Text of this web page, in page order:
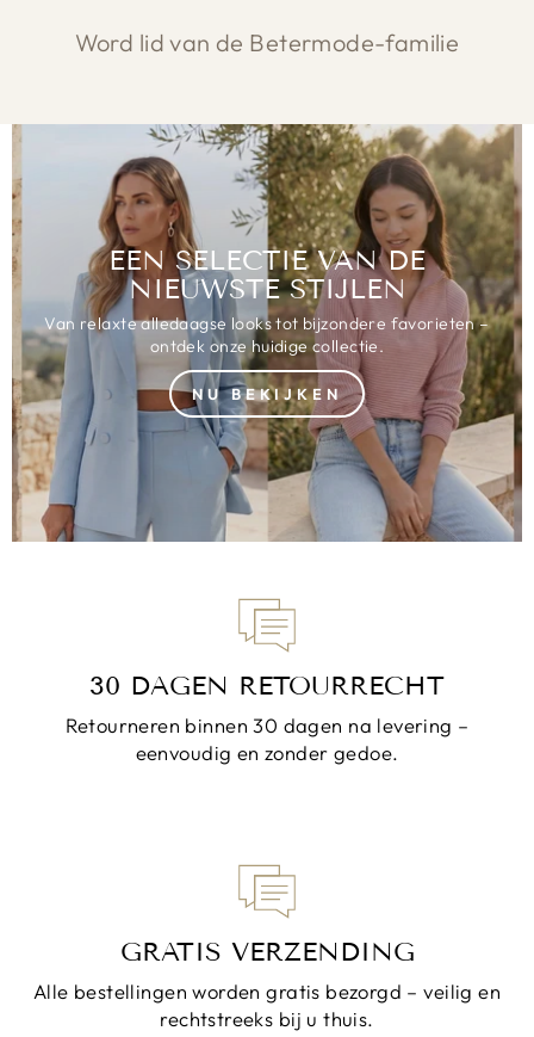
Word lid van de Betermode-familie
EEN SELECTIE VAN DE
NIEUWSTE STIJLEN
Van relaxte alledaagse looks tot bijzondere favorieten –
ontdek onze huidige collectie.
NU BEKIJKEN
30 DAGEN RETOURRECHT
Retourneren binnen 30 dagen na levering –
eenvoudig en zonder gedoe.
GRATIS VERZENDING
Alle bestellingen worden gratis bezorgd – veilig en
rechtstreeks bij u thuis.